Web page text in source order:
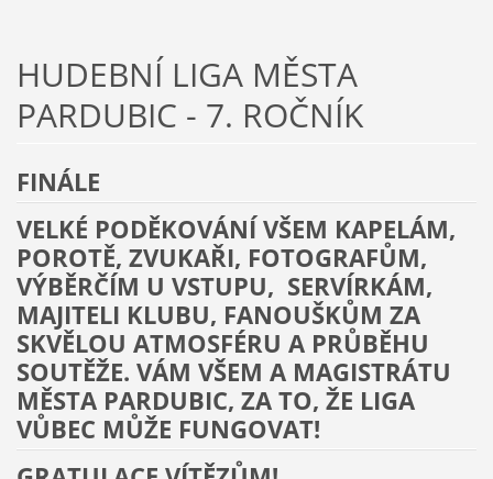
HUDEBNÍ LIGA MĚSTA
PARDUBIC - 7. ROČNÍK
FINÁLE
VELKÉ PODĚKOVÁNÍ VŠEM KAPELÁM,
POROTĚ, ZVUKAŘI, FOTOGRAFŮM,
VÝBĚRČÍM U VSTUPU, SERVÍRKÁM,
MAJITELI KLUBU, FANOUŠKŮM ZA
SKVĚLOU ATMOSFÉRU A PRŮBĚHU
SOUTĚŽE. VÁM VŠEM A MAGISTRÁTU
MĚSTA PARDUBIC, ZA TO, ŽE LIGA
VŮBEC MŮŽE FUNGOVAT!